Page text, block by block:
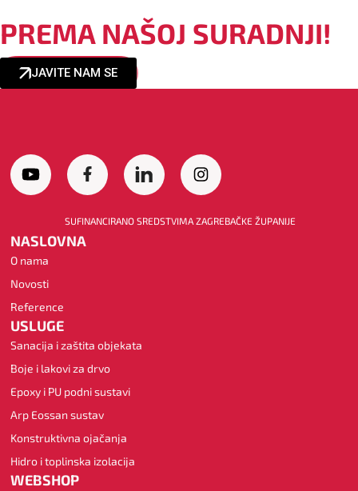
PREMA NAŠOJ SURADNJI!
JAVITE NAM SE
SUFINANCIRANO SREDSTVIMA ZAGREBAČKE ŽUPANIJE
NASLOVNA
O nama
Novosti
Reference
USLUGE
Sanacija i zaštita objekata
Boje i lakovi za drvo
Epoxy i PU podni sustavi
Arp Eossan sustav
Konstruktivna ojačanja
Hidro i toplinska izolacija
WEBSHOP